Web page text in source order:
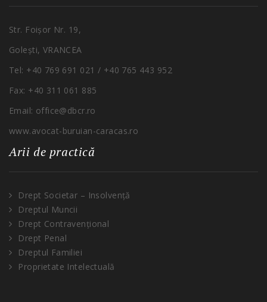
Str. Foișor Nr. 19,
Golești, VRANCEA
Tel: +40 769 691 021 / +40 765 443 952
Fax: +40 311 061 885
Email: office@dbcr.ro
www.avocat-buruian-caracas.ro
Arii de practică
Drept Societar – Insolvență
Dreptul Muncii
Drept Contravențional
Drept Penal
Dreptul Familiei
Proprietate Intelectuală